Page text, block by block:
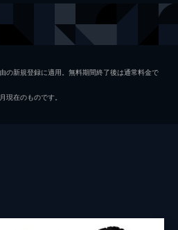
ィ・モレノ エミリー・ブラント
ドリュー・ピアース
の新規登録に適用。無料期間終了後は通常料金で
在のものです。